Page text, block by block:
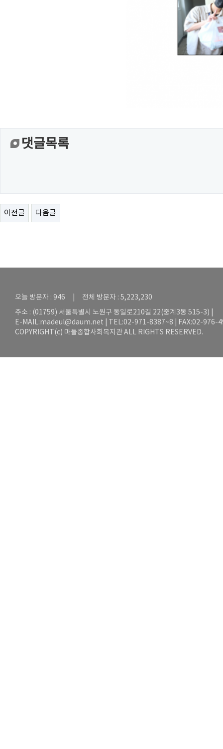
댓글목록
이전글 다음글
오늘 방문자 : 946 | 전체 방문자 : 5,223,230
주소 : (01759) 서울특별시 노원구 동일로210길 22(중계3동 515-3) |
E-MAIL:madeul@daum.net | TEL:02-971-8387~8 | FAX:02-976-
COPYRIGHT(c) 마들종합사회복지관 ALL RIGHTS RESERVED.